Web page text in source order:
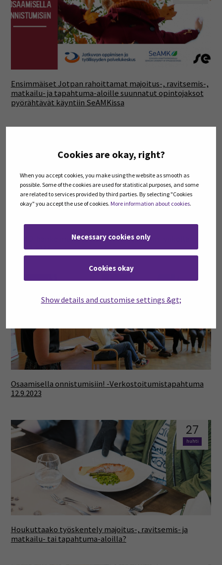
Cookies are okay, right?
When you accept cookies, you make using the website as smooth as
possible. Some of the cookies are used for statistical purposes, and some
are related to services provided by third parties. By selecting "Cookies
okay" you accept the use of cookies. More information about cookies.
Necessary cookies only
Cookies okay
Show details and customise settings &gt;
Ensimmäiset Jotpan rahoittamat majoitus-, ravitsemis-,
matkailu- ja tapahtuma-aloille suunnatut opintojaksot
pyörähtävät käyntiin SeAMKissa
OSMO-hanke mukana Osaaminen näkyviin -viikolla
2.-8.10.2023
13
Osaamisella onnistumisiin! -Verkostoitumistapahtuma
12.9.2023
27
huhti
Houkuttaako työskentely majoitus-, ravitsemis- ja
matkailu- tai tapahtuma-aloilla?